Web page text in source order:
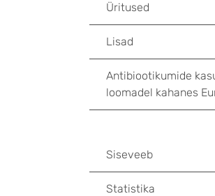
Üritused
Lisad
Antibiootikumide
loomadel kahanes
Siseveeb
Statistika